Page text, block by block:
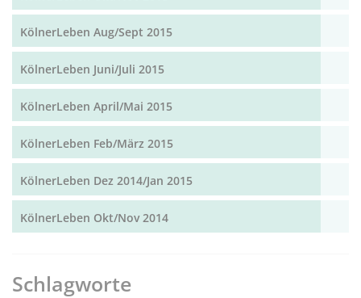
KölnerLeben Aug/Sept 2015
KölnerLeben Juni/Juli 2015
KölnerLeben April/Mai 2015
KölnerLeben Feb/März 2015
KölnerLeben Dez 2014/Jan 2015
KölnerLeben Okt/Nov 2014
Schlagworte